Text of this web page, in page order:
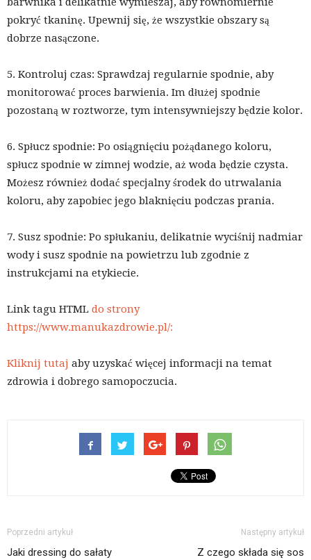
pokryć tkaninę. Upewnij się, że wszystkie obszary są
dobrze nasączone.
5. Kontroluj czas: Sprawdzaj regularnie spodnie, aby
monitorować proces barwienia. Im dłużej spodnie
pozostaną w roztworze, tym intensywniejszy będzie kolor.
6. Spłucz spodnie: Po osiągnięciu pożądanego koloru,
spłucz spodnie w zimnej wodzie, aż woda będzie czysta.
Możesz również dodać specjalny środek do utrwalania
koloru, aby zapobiec jego blaknięciu podczas prania.
7. Susz spodnie: Po spłukaniu, delikatnie wyciśnij nadmiar
wody i susz spodnie na powietrzu lub zgodnie z
instrukcjami na etykiecie.
Link tagu HTML do strony
https://www.manukazdrowie.pl/:
Kliknij tutaj aby uzyskać więcej informacji na temat
zdrowia i dobrego samopoczucia.
Poprzedni artykuł
Jaki dressing do sałaty
Następny artykuł
Z czego składa się sos